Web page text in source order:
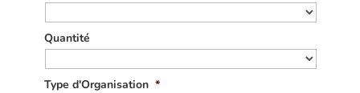
Quantité
Type d'Organisation *